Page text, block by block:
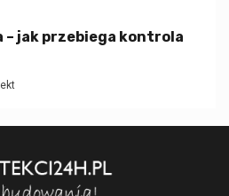
– jak przebiega kontrola